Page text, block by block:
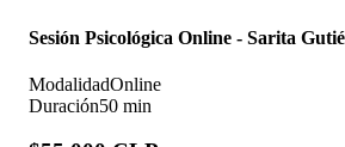
Sesión Psicológica Online - Sarita
ModalidadOnline
Duración50 min